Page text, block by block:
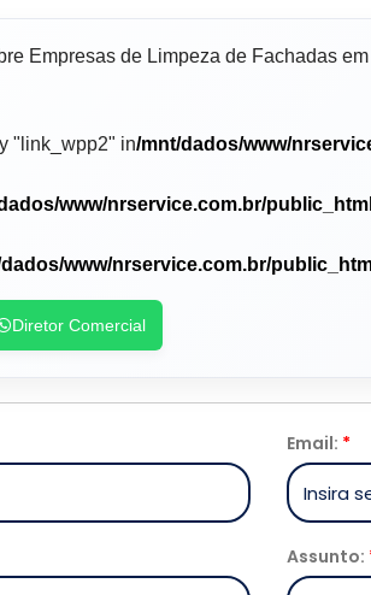
Empresas de Limpeza de Fachadas
"link_wpp2" in/mnt/dados/www/
www/nrservice.com.br/
www/nrservice.com.br/
Diretor Comercial
Email: *
Assunto: